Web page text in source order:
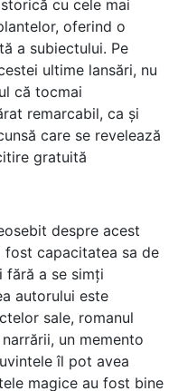
cu cele mai
oferind o
a subiectului. Pe
ultime lansări, nu
că tocmai
remarcabil, ca și
care se revelează
gratuită
despre acest
capacitatea sa de
fără a se simți
autorului este
sale, romanul
un memento
îl pot avea
magice au fost bine